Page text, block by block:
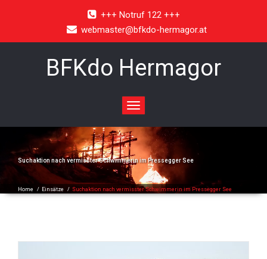
+++ Notruf 122 +++
webmaster@bfkdo-hermagor.at
BFKdo Hermagor
Toggle
navigation
Suchaktion nach vermisster Schwimmerin im Pressegger See
Home / Einsätze / Suchaktion nach vermisster Schwimmerin im Pressegger See